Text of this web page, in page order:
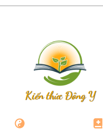
Kiến thức Đông Y